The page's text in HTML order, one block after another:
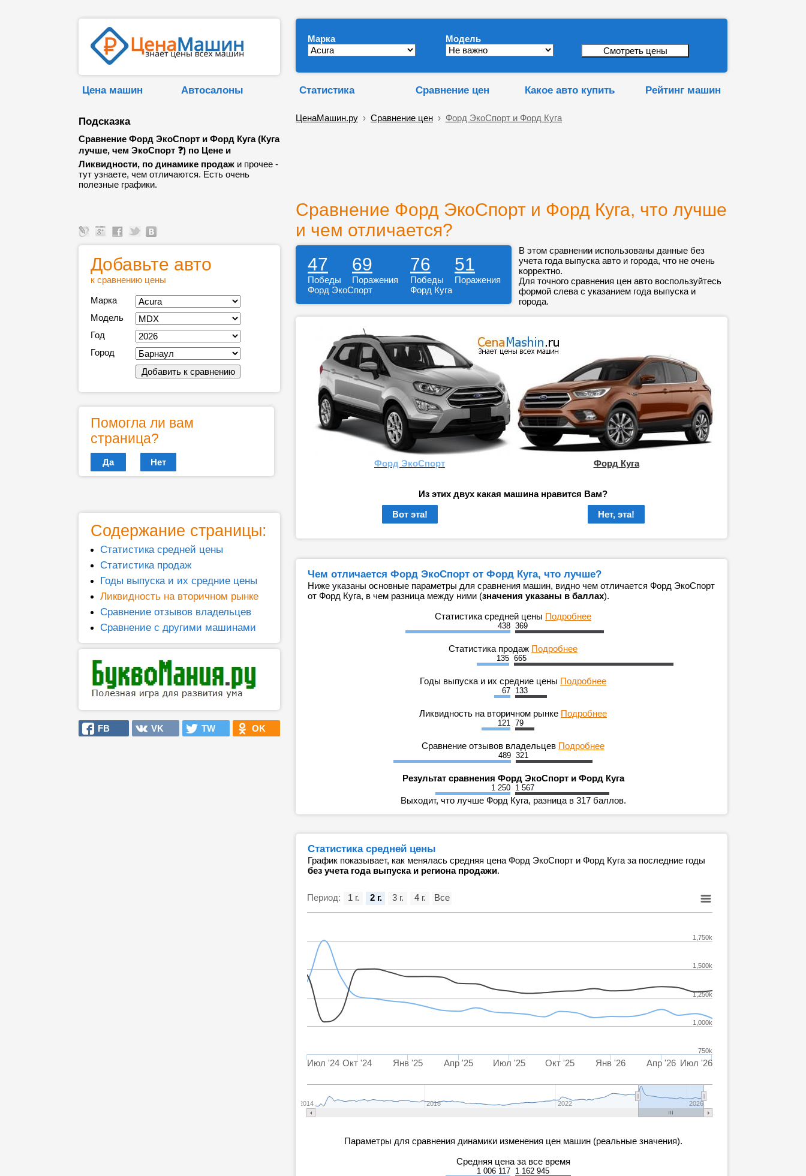
Марка Модель
Цена машин Автосалоны Статистика Сравнение цен Какое авто купить Рейтинг машин
Подсказка
Сравнение Форд ЭкоСпорт и Форд Куга (Куга
лучше, чем ЭкоСпорт ❓) по Цене и
Ликвидности, по динамике продаж и прочее -
тут узнаете, чем отличаются. Есть очень
полезные графики.
ЦенаМашин.ру › Сравнение цен › Форд ЭкоСпорт и Форд Куга
Сравнение Форд ЭкоСпорт и Форд Куга, что лучше
и чем отличается?
Добавьте авто
к сравнению цены
Марка
Модель
Год
Город
Помогла ли вам
страница?
Да Нет
Содержание страницы:
Статистика средней цены
Статистика продаж
Годы выпуска и их средние цены
Ликвидность на вторичном рынке
Сравнение отзывов владельцев
Сравнение с другими машинами
FB VK TW OK
47 69 76 51
Победы Поражения Победы
Поражения
Форд ЭкоСпорт
Форд Куга
В этом сравнении использованы данные без
учета года выпуска авто и города, что не очень
корректно.
Для точного сравнения цен авто воспользуйтесь
формой слева с указанием года выпуска и
города.
Форд ЭкоСпорт Форд Куга
Из этих двух какая машина нравится Вам?
Вот эта!
Нет, эта!
Чем отличается Форд ЭкоСпорт от Форд Куга, что лучше?
Ниже указаны основные параметры для сравнения машин, видно чем отличается Форд ЭкоСпорт
от Форд Куга, в чем разница между ними (значения указаны в баллах).
Статистика средней цены Подробнее
438 369
Статистика продаж Подробнее
135 665
Годы выпуска и их средние цены Подробнее
67 133
Ликвидность на вторичном рынке Подробнее
121 79
Сравнение отзывов владельцев Подробнее
489 321
Результат сравнения Форд ЭкоСпорт и Форд Куга
1 250 1 567
Выходит, что лучше Форд Куга, разница в 317 баллов.
Статистика средней цены
График показывает, как менялась средняя цена Форд ЭкоСпорт и Форд Куга за последние годы
без учета года выпуска и региона продажи.
Период:
Июл '24 Окт '24 Янв '25 Апр '25 Июл '25 Окт '25 Янв '26 Апр '26 Июл '26
2018 2022 2026
2014
1,000k
750k
1,250k
1,500k
1,750k
1 г. 2 г. 3 г. 4 г. Все
Параметры для сравнения динамики изменения цен машин (реальные значения).
Средняя цена за все время
1 006 117 1 162 945